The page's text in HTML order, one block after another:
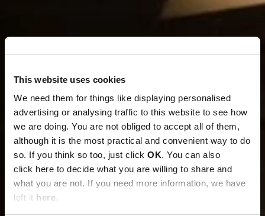
This website uses cookies
We need them for things like displaying personalised
advertising or analysing traffic to this website to see how
we are doing. You are not obliged to accept all of them,
although it is the most practical and convenient way to do
so. If you think so too, just click OK. You can also
click here to decide what you are willing to share and
what you are not. If you need more information, we have
left it here.